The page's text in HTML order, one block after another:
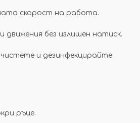
скорост на работа.
движения без излишен натиск.
и дезинфекцирайте
ръце.